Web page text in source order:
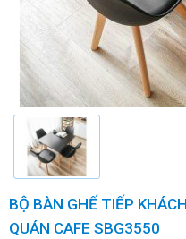
BỘ BÀN GHẾ TIẾP
QUÁN CAFE SBG3550